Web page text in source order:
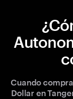
Cuando
Dollar en